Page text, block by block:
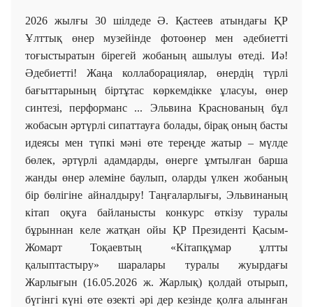
2026 жылғы 30 шілдеде Ә. Қастеев атындағы ҚР
Ұлттық өнер музейінде фотоөнер мен әдебиетті
тоғыстыратын бірегей жобаның ашылуы өтеді. Иә!
Әдебиетті! Жаңа коллаборациялар, өнердің түрлі
бағыттарының біртұтас көркемдікке ұласуы, өнер
синтезі, перформанс ... Эльвина Краснованың бұл
жобасын әртүрлі сипаттауға болады, бірақ оның басты
идеясы мен түпкі мәні өте тереңде жатыр – мүлде
бөлек, әртүрлі адамдарды, өнерге ұмтылған барша
жанды өнер әлеміне баулып, оларды үлкен жобаның
бір бөлігіне айналдыру! Таңғаларлығы, Эльвинаның
кітап оқуға байланысты конкурс өткізу туралы
бұрыннан келе жатқан ойы ҚР Президенті Қасым-
Жомарт Тоқаевтың «Кітапқұмар ұлтты
қалыптастыру» шаралары туралы жуырдағы
Жарлығын (16.05.2026 ж. Жарлық) қолдай отырып,
бүгінгі күні өте өзекті әрі дер кезінде қолға алынған